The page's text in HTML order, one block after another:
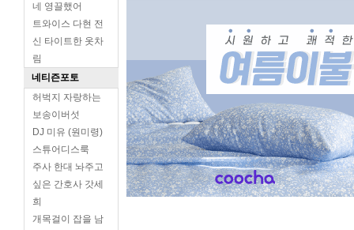
네 영끌했어
트와이스 다현 전
신 타이트한 옷차
림
네티즌포토
허벅지 자랑하는
보송이버섯
DJ 미유 (원미령)
스튜어디스룩
주사 한대 놔주고
싶은 간호사 갓세
희
개목걸이 잡을 남